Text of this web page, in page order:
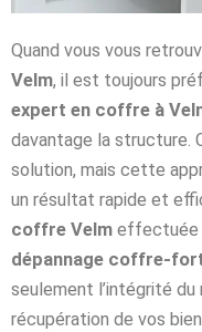
Quand vous vous
Velm, il est toujours
expert en coffre à
davantage la structure.
solution, mais cette
un résultat rapide et
coffre Velm effectuée
dépannage coffre-
seulement l’intégrité
récupération de vos